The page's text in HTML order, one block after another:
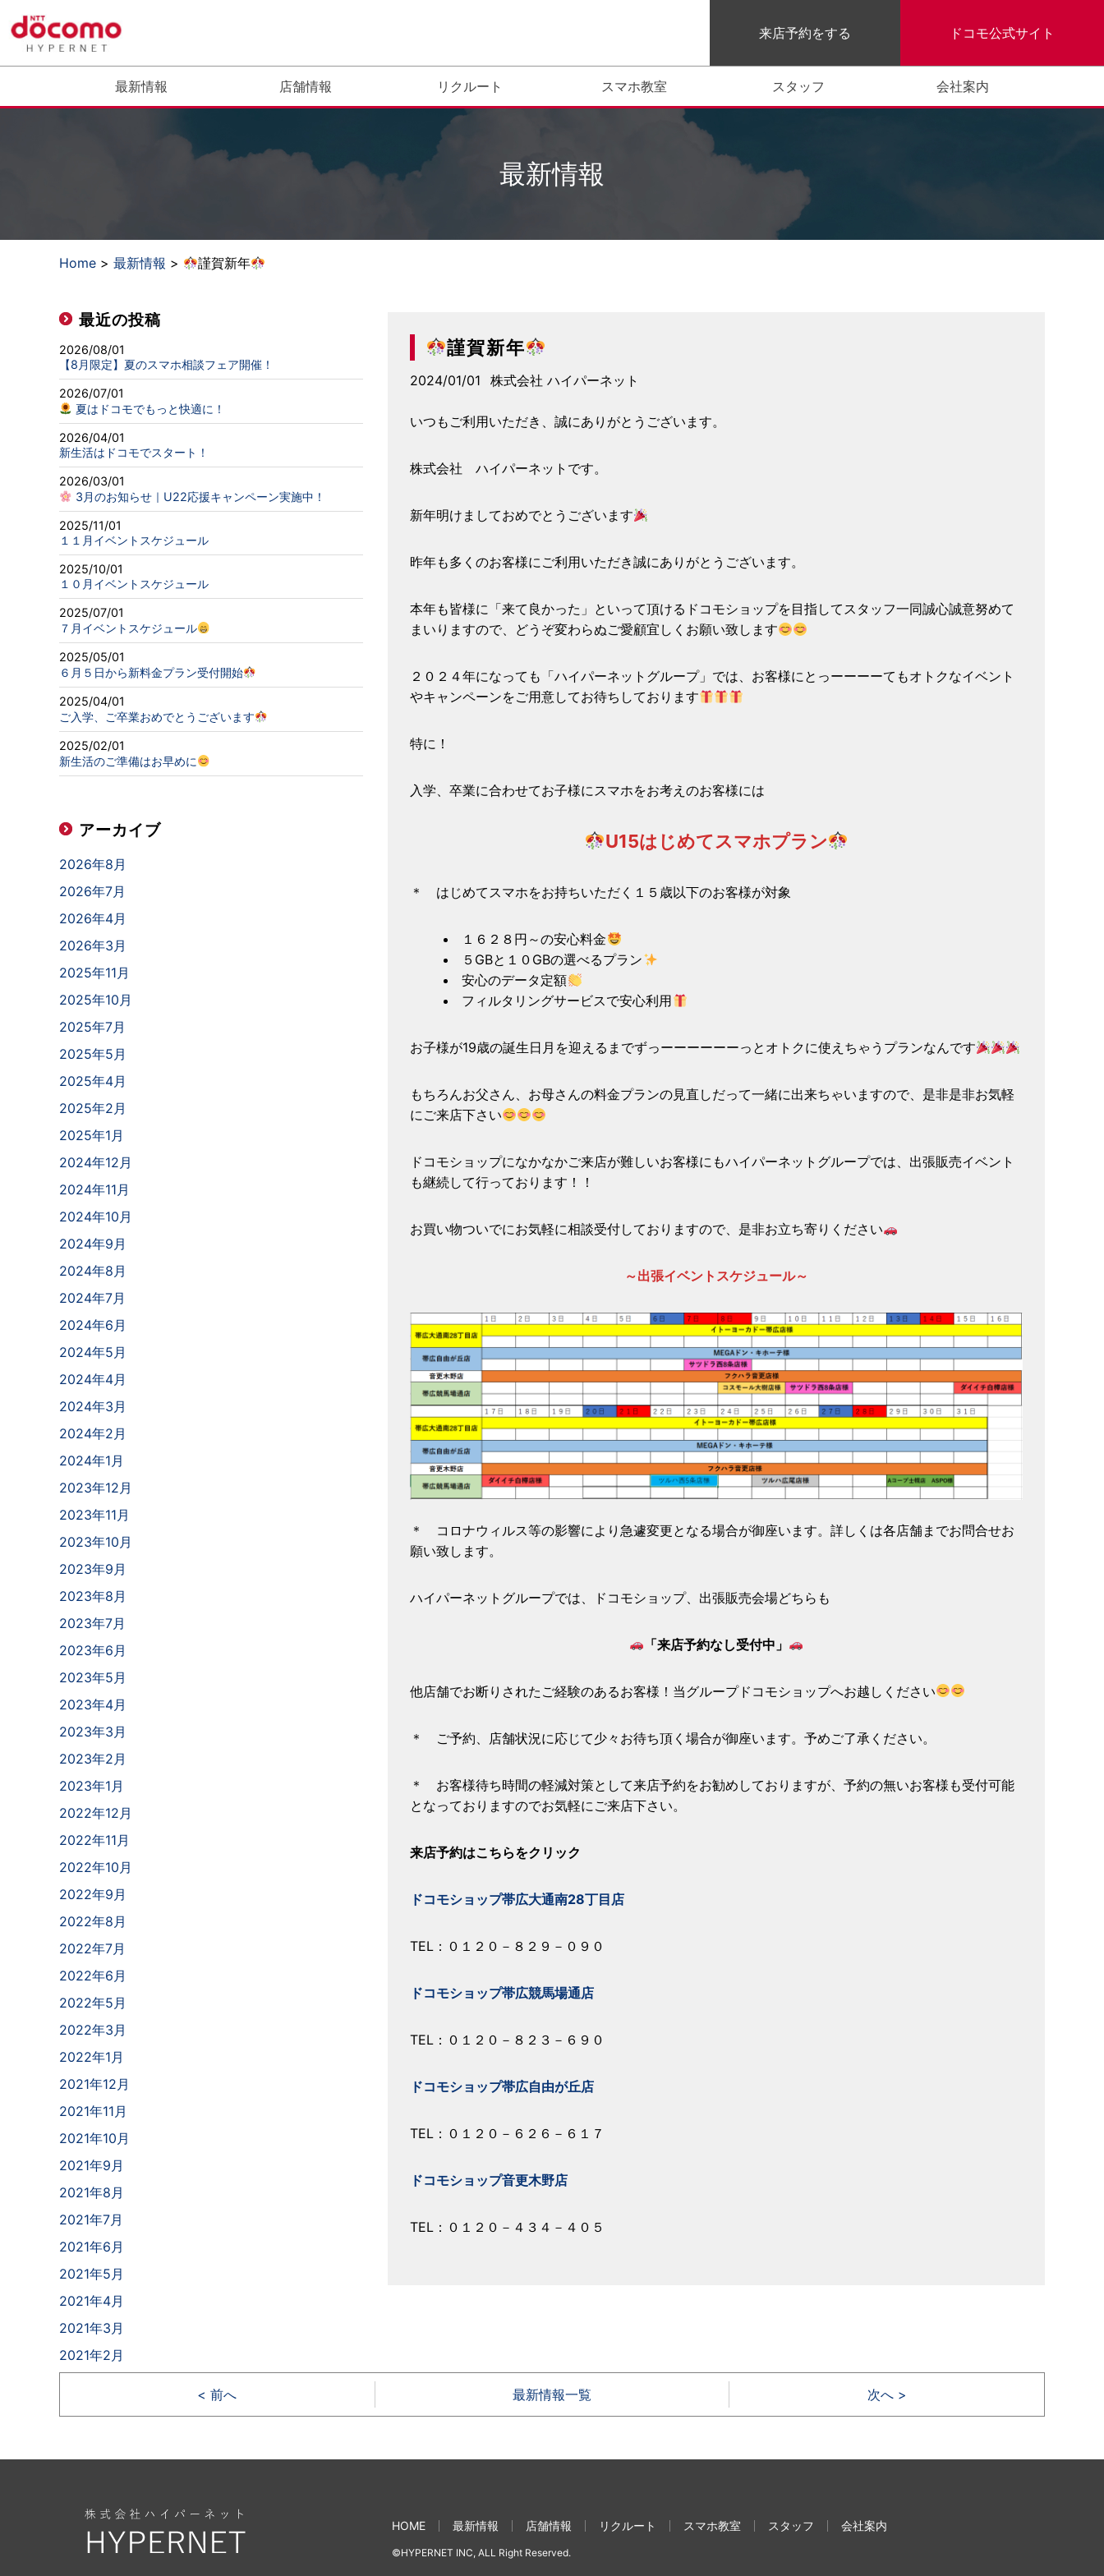
来店予約をする ドコモ公式サイト
最新情報 店舗情報 リクルート スマホ教室 スタッフ 会社案内
最新情報
Home > 最新情報 > 謹賀新年
謹賀新年
2024/01/01 株式会社 ハイパーネット
いつもご利用いただき、誠にありがとうございます。
株式会社 ハイパーネットです。
新年明けましておめでとうございます
昨年も多くのお客様にご利用いただき誠にありがとうございます。
本年も皆様に「来て良かった」といって頂けるドコモショップを目指してスタッフ一同誠心誠意努めて
まいりますので、どうぞ変わらぬご愛顧宜しくお願い致します
２０２４年になっても「ハイパーネットグループ」では、お客様にとっーーーーてもオトクなイベント
やキャンペーンをご用意してお待ちしております
特に！
入学、卒業に合わせてお子様にスマホをお考えのお客様には
U15はじめてスマホプラン
＊ はじめてスマホをお持ちいただく１５歳以下のお客様が対象
１６２８円～の安心料金
５GBと１０GBの選べるプラン
安心のデータ定額
フィルタリングサービスで安心利用
お子様が19歳の誕生日月を迎えるまでずっーーーーーーっとオトクに使えちゃうプランなんです
もちろんお父さん、お母さんの料金プランの見直しだって一緒に出来ちゃいますので、是非是非お気軽
にご来店下さい
ドコモショップになかなかご来店が難しいお客様にもハイパーネットグループでは、出張販売イベント
も継続して行っております！！
お買い物ついでにお気軽に相談受付しておりますので、是非お立ち寄りください
～出張イベントスケジュール～
＊ コロナウィルス等の影響により急遽変更となる場合が御座います。詳しくは各店舗までお問合せお
願い致します。
ハイパーネットグループでは、ドコモショップ、出張販売会場どちらも
「来店予約なし受付中」
他店舗でお断りされたご経験のあるお客様！当グループドコモショップへお越しください
＊ ご予約、店舗状況に応じて少々お待ち頂く場合が御座います。予めご了承ください。
＊ お客様待ち時間の軽減対策として来店予約をお勧めしておりますが、予約の無いお客様も受付可能
となっておりますのでお気軽にご来店下さい。
来店予約はこちらをクリック
ドコモショップ帯広大通南28丁目店
TEL：０１２０－８２９－０９０
ドコモショップ帯広競馬場通店
TEL：０１２０－８２３－６９０
ドコモショップ帯広自由が丘店
TEL：０１２０－６２６－６１７
ドコモショップ音更木野店
TEL：０１２０－４３４－４０５
< 前へ 最新情報一覧 次へ >
最近の投稿
2026/08/01
【8月限定】夏のスマホ相談フェア開催！
2026/07/01
夏はドコモでもっと快適に！
2026/04/01
新生活はドコモでスタート！
2026/03/01
3月のお知らせ｜U22応援キャンペーン実施中！
2025/11/01
１１月イベントスケジュール
2025/10/01
１０月イベントスケジュール
2025/07/01
７月イベントスケジュール
2025/05/01
６月５日から新料金プラン受付開始
2025/04/01
ご入学、ご卒業おめでとうございます
2025/02/01
新生活のご準備はお早めに
アーカイブ
2026年8月
2026年7月
2026年4月
2026年3月
2025年11月
2025年10月
2025年7月
2025年5月
2025年4月
2025年2月
2025年1月
2024年12月
2024年11月
2024年10月
2024年9月
2024年8月
2024年7月
2024年6月
2024年5月
2024年4月
2024年3月
2024年2月
2024年1月
2023年12月
2023年11月
2023年10月
2023年9月
2023年8月
2023年7月
2023年6月
2023年5月
2023年4月
2023年3月
2023年2月
2023年1月
2022年12月
2022年11月
2022年10月
2022年9月
2022年8月
2022年7月
2022年6月
2022年5月
2022年3月
2022年1月
2021年12月
2021年11月
2021年10月
2021年9月
2021年8月
2021年7月
2021年6月
2021年5月
2021年4月
2021年3月
2021年2月
HOME 最新情報 店舗情報 リクルート スマホ教室 スタッフ 会社案内
©HYPERNET INC, ALL Right Reserved.